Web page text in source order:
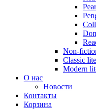
Non-
Classic
Modern
О нас
Новости
Контакты
Корзина